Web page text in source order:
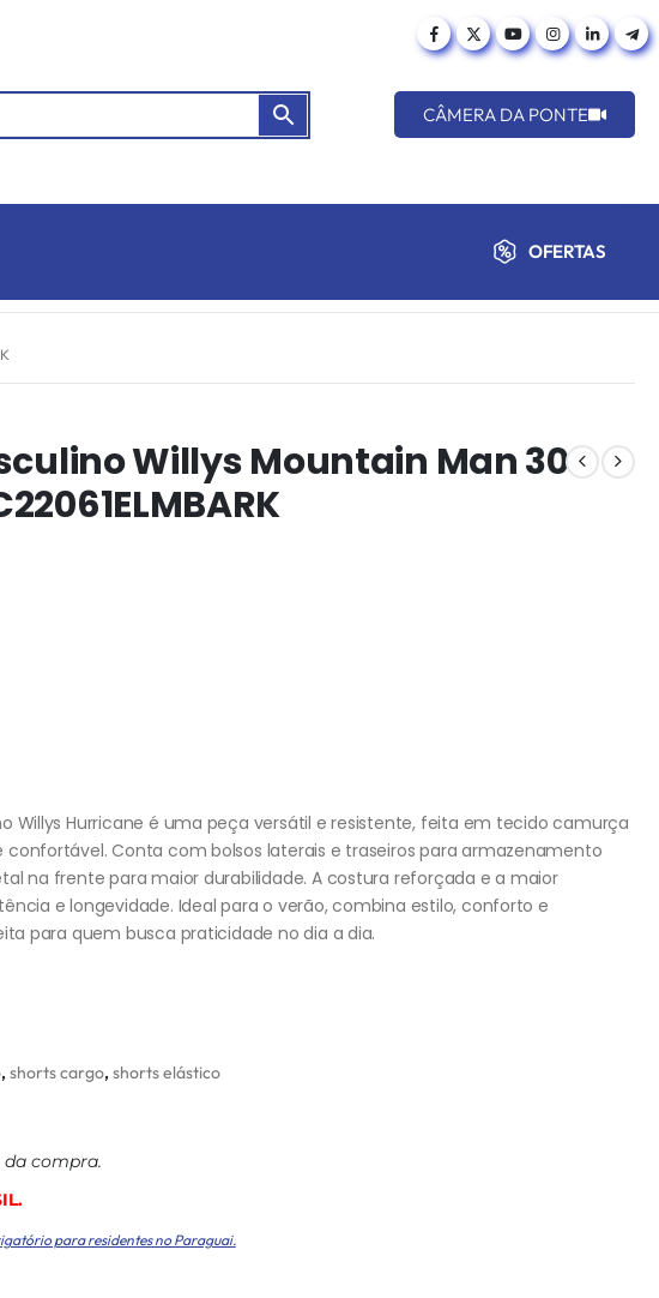
CÂMERA DA PONTE
OFERTAS
Willys Mountain Man 30
Willys Hurricane é uma peça versátil e resistente, feita em tecido camurça
Conta com bolsos laterais e traseiros para armazenamento
na frente para maior durabilidade. A costura reforçada e a maior
e longevidade. Ideal para o verão, combina estilo, conforto e
para quem busca praticidade no dia a dia.
,shorts cargo,shorts elástico
compra.
para residentes no Paraguai.